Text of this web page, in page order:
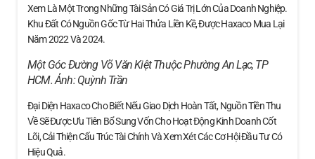
Xem Là Một Trong Những Tài Sản Có Giá Trị Lớn Của Doanh Nghiệp.
Khu Đất Có Nguồn Gốc Từ Hai Thửa Liền Kề, Được Haxaco Mua Lại
Năm 2022 Và 2024.
Một Góc Đường Võ Văn Kiệt Thuộc Phường An Lạc, TP
HCM. Ảnh:Quỳnh Trần
Đại Diện Haxaco Cho Biết Nếu Giao Dịch Hoàn Tất, Nguồn Tiền Thu
Về Sẽ Được Ưu Tiên Bổ Sung Vốn Cho Hoạt Động Kinh Doanh Cốt
Lõi, Cải Thiện Cấu Trúc Tài Chính Và Xem Xét Các Cơ Hội Đầu Tư Có
Hiệu Quả.